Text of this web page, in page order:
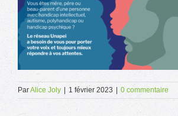
ParAlice Joly 1 février 2023 0 commentaire